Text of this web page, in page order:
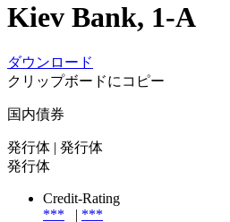
Kiev Bank, 1-A
ダウンロード
クリップボードにコピー
国内債券
発行体 | 発行体
発行体
Credit-Rating
***
| ***